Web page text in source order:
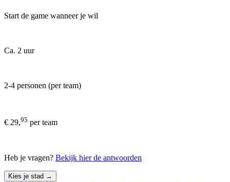
Start de game wanneer je wil
Ca. 2 uur
2-4 personen (per team)
€ 29,95 per team
Heb je vragen? Bekijk hier de antwoorden
Kies je stad →